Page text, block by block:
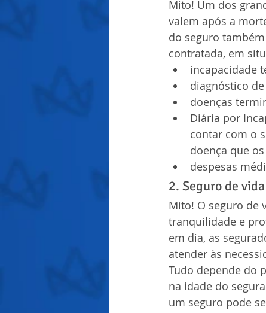
Mito! Um dos
valem após a
do seguro
contratada, em
incapacidade
diagnóstico
doenças
Diária por
contar com o
doença que
despesas
2. Seguro de
Mito! O seguro de
tranquilidade e
em dia, as
atender às
Tudo depende do
na idade do
um seguro pode